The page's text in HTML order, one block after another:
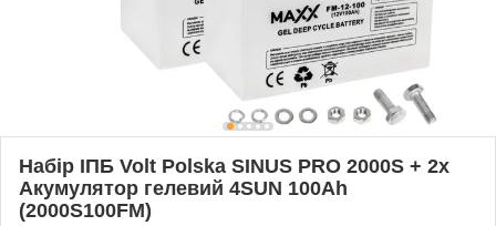
Набір ІПБ Volt Polska SINUS PRO 2000S + 2x
Акумулятор гелевий 4SUN 100Ah
(2000S100FM)